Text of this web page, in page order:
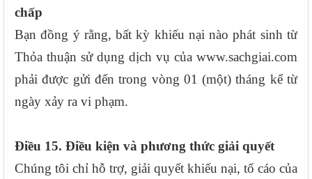
chấp
Bạn đồng ý rằng, bất kỳ khiếu nại nào phát sinh từ
Thỏa thuận sử dụng dịch vụ của www.sachgiai.com
phải được gửi đến trong vòng 01 (một) tháng kể từ
ngày xảy ra vi phạm.
Điều 15. Điều kiện và phương thức giải quyết
Chúng tôi chỉ hỗ trợ, giải quyết khiếu nại, tố cáo của